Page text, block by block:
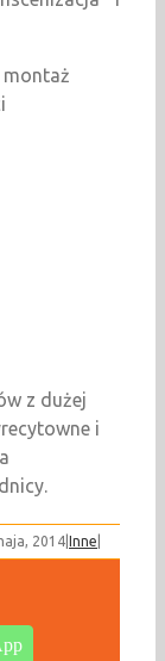
montaż
z dużej
i
2014 Inne